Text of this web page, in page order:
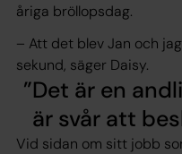
åriga bröllopsdag.
– Att det blev Jan och
sekund, säger Daisy.
Det är en
är svår att
Vid sidan om sitt jobb